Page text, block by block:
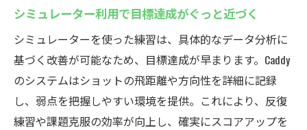
シミュレーター利用で目標達成がぐっと近づく
シミュレーターを使った練習は、具体的なデータ分析に
基づく改善が可能なため、目標達成が早まります。Caddy
のシステムはショットの飛距離や方向性を詳細に記録
し、弱点を把握しやすい環境を提供。これにより、反復
練習や課題克服の効率が向上し、確実にスコアアップを